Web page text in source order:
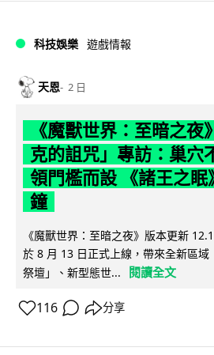
科技娛樂 遊戲情報
天恩 2 日
《魔獸世界：至暗之夜
克的詛咒」專訪：巢穴
領門檻而設 《諸王之眠
鐘
《魔獸世界：至暗之夜》版本更新
於 8 月 13 日正式上線，帶來全新區
祭壇」、新型態世...
閱讀全文
116 分享